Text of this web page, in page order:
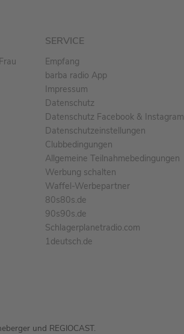
SERVICE
Empfang
barba radio App
Impressum
Datenschutz
Datenschutz Facebook & Instagram
Datenschutzeinstellungen
Clubbedingungen
Allgemeine Teilnahmebedingungen
Werbung schalten
Waffel-Werbepartner
80s80s.de
90s90s.de
Schlagerplanetradio.com
1deutsch.de
und REGIOCAST.